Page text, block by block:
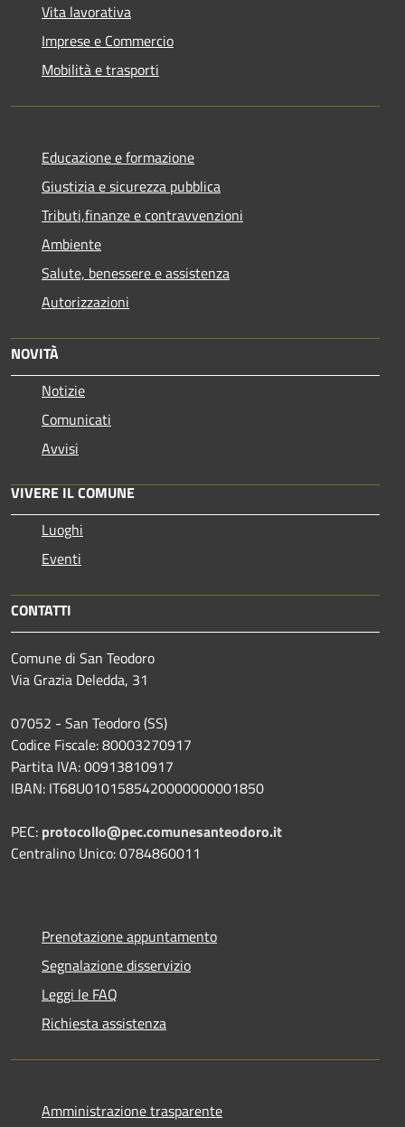
Vita lavorativa
Imprese e Commercio
Mobilità e trasporti
Educazione e formazione
Giustizia e sicurezza pubblica
Tributi,finanze e contravvenzioni
Ambiente
Salute, benessere e assistenza
Autorizzazioni
NOVITÀ
Notizie
Comunicati
Avvisi
VIVERE IL COMUNE
Luoghi
Eventi
CONTATTI
Comune di San Teodoro
Via Grazia Deledda, 31
07052 - San Teodoro (SS)
Codice Fiscale: 80003270917
Partita IVA: 00913810917
IBAN: IT68U0101585420000000001850
PEC: protocollo@pec.comunesanteodoro.it
Centralino Unico: 0784860011
Prenotazione appuntamento
Segnalazione disservizio
Leggi le FAQ
Richiesta assistenza
Amministrazione trasparente